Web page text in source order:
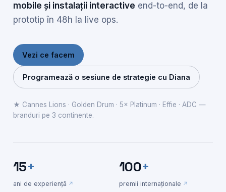
mobile și instalații interactive end-to-end, de la
prototip în 48h la live ops.
Vezi ce facem
Programează o sesiune de strategie cu Diana
★ Cannes Lions · Golden Drum · 5× Platinum · Effie · ADC —
branduri pe 3 continente.
15+
ani de experiență
100+
premii internaționale